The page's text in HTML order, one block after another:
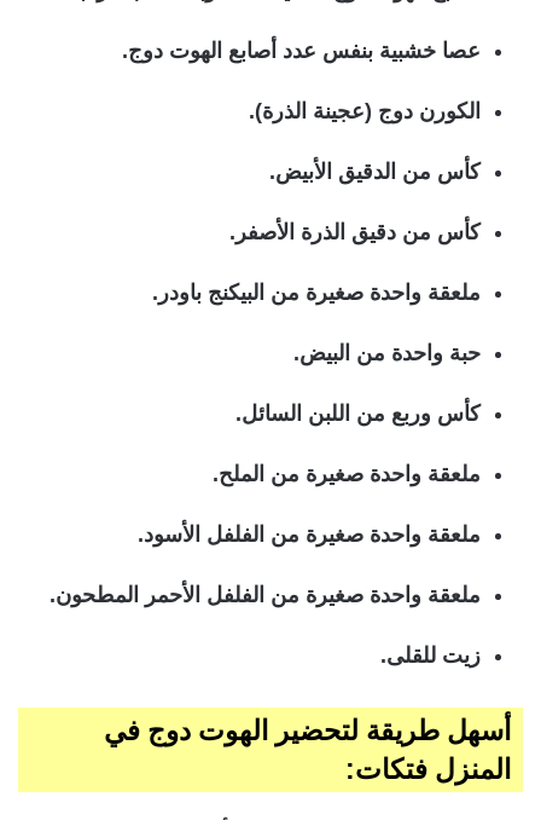
عصا خشبية بنفس عدد أصابع الهوت دوج.
الكورن دوج (عجينة الذرة).
كأس من الدقيق الأبيض.
كأس من دقيق الذرة الأصفر.
ملعقة واحدة صغيرة من البيكنج باودر.
حبة واحدة من البيض.
كأس وربع من اللبن السائل.
ملعقة واحدة صغيرة من الملح.
ملعقة واحدة صغيرة من الفلفل الأسود.
ملعقة واحدة صغيرة من الفلفل الأحمر المطحون.
زيت للقلى.
أسهل طريقة لتحضير الهوت دوج في
المنزل فتكات: